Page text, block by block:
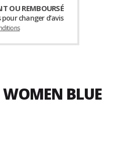
OU REMBOURSÉ
pour changer d’avis
BLUE